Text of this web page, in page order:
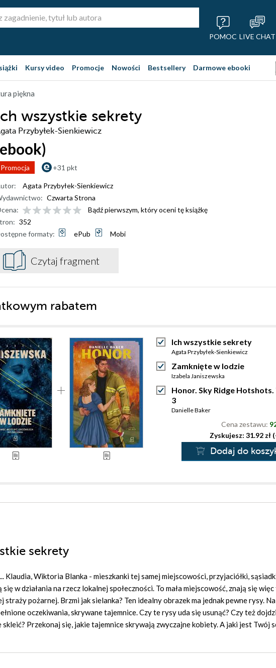
POMOC LIVE CHAT
Kursy video Promocje Nowości Bestsellery Darmowe ebooki
piękna
wszystkie sekrety
Przybyłek-Sienkiewicz
Promocja +31 pkt
Agata Przybyłek-Sienkiewicz
Czwarta Strona
Bądź pierwszym, który oceni tę książkę
352
formaty:
ePub Mobi
Czytaj fragment
rabatem
Ich wszystkie sekrety
Agata Przybyłek-Sienkiewicz
Zamknięte w lodzie
Izabela Janiszewska
Honor. Sky Ridge Hotshots.
3
Danielle Baker
Cena zestawu:
Zyskujesz: 31.92 zł
Dodaj do
sekrety
Klaudia, Wiktoria Blanka - mieszkanki tej samej miejscowości, przyjaciółki,
w działania na rzecz lokalnej społeczności. To mała miejscowość, znają się
straży pożarnej. Brzmi jak sielanka? Ten idealny obrazek ma jednak pewne rysy.
oczekiwania, skrywane tajemnice. Czy te rysy uda się usunąć? Czy też
Przekonaj się, jakie tajemnice skrywają zwyczajne kobiety. A jaki jest Twój